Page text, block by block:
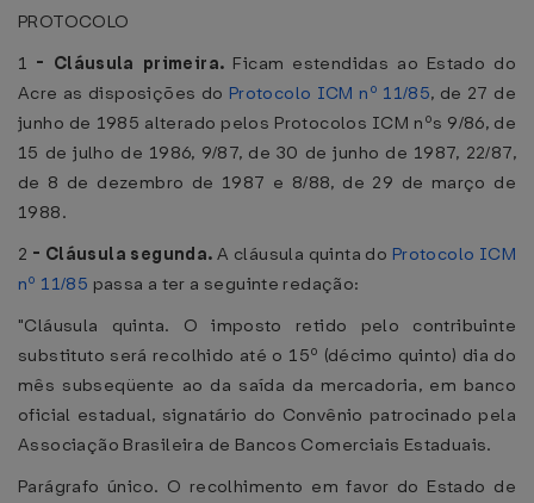
PROTOCOLO
1 - Cláusula primeira. Ficam estendidas ao Estado do
Acre as disposições do Protocolo ICM nº 11/85, de 27 de
junho de 1985 alterado pelos Protocolos ICM nºs 9/86, de
15 de julho de 1986, 9/87, de 30 de junho de 1987, 22/87,
de 8 de dezembro de 1987 e 8/88, de 29 de março de
1988.
2 - Cláusula segunda.A cláusula quinta do Protocolo ICM
nº 11/85 passa a ter a seguinte redação:
"Cláusula quinta. O imposto retido pelo contribuinte
substituto será recolhido até o 15º (décimo quinto) dia do
mês subseqüente ao da saída da mercadoria, em banco
oficial estadual, signatário do Convênio patrocinado pela
Associação Brasileira de Bancos Comerciais Estaduais.
Parágrafo único. O recolhimento em favor do Estado de